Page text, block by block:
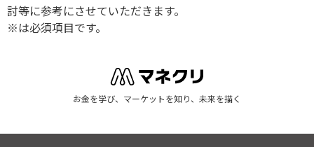
討等に参考にさせていただきます。
※は必須項目です。
お金を学び、マーケットを知り、未来を描く